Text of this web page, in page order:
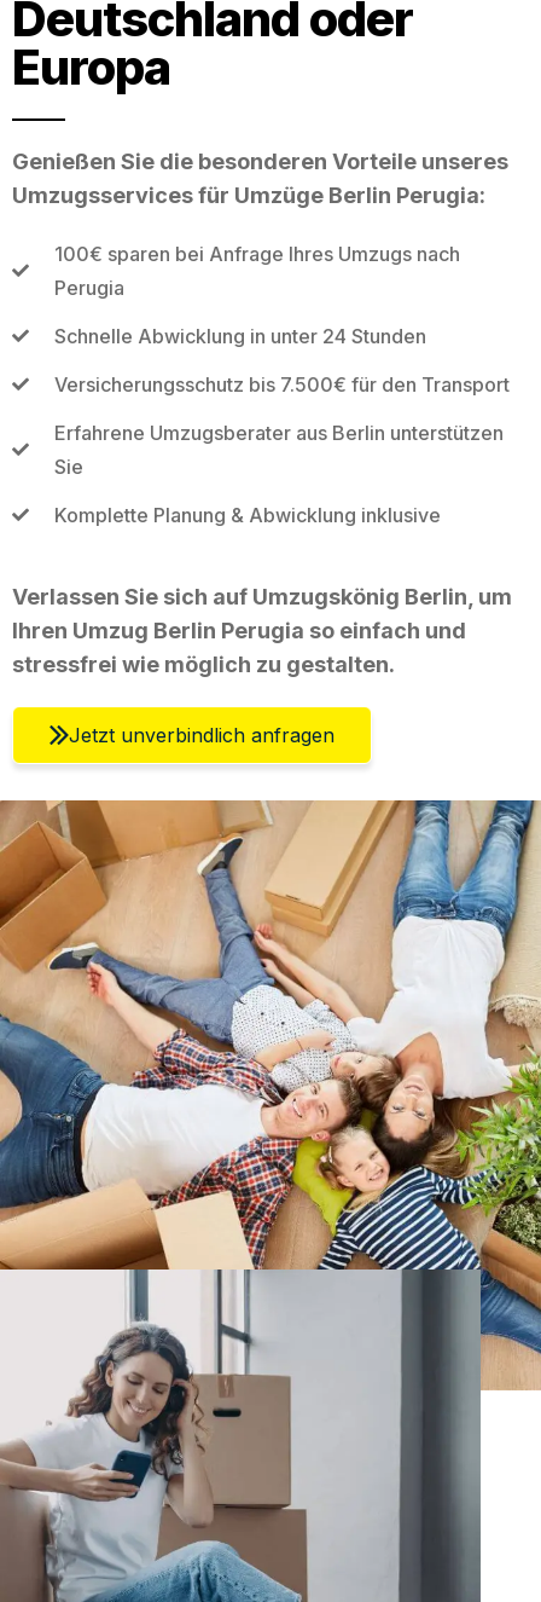
Deutschland oder
Europa
Genießen Sie die besonderen Vorteile unseres
Umzugsservices für Umzüge Berlin Perugia:
100€ sparen bei Anfrage Ihres Umzugs nach
Perugia
Schnelle Abwicklung in unter 24 Stunden
Versicherungsschutz bis 7.500€ für den Transport
Erfahrene Umzugsberater aus Berlin unterstützen
Sie
Komplette Planung & Abwicklung inklusive
Verlassen Sie sich auf Umzugskönig Berlin, um
Ihren Umzug Berlin Perugia so einfach und
stressfrei wie möglich zu gestalten.
Jetzt unverbindlich anfragen